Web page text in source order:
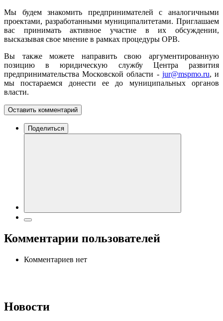
Мы будем знакомить предпринимателей с аналогичными
проектами, разработанными муниципалитетами. Приглашаем
вас принимать активное участие в их обсуждении,
высказывая свое мнение в рамках процедуры ОРВ.
Вы также можете направить свою аргументированную
позицию в юридическую службу Центра развития
предпринимательства Московской области - jur@mspmo.ru, и
мы постараемся донести ее до муниципальных органов
власти.
Оставить комментарий
Поделиться
Комментарии пользователей
Комментариев нет
Новости